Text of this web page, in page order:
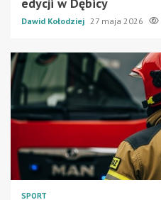
Dawid Kołodziej 27 maja 2026
SPORT